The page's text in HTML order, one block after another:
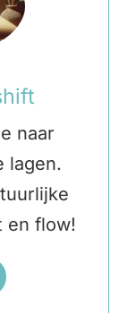
naar
lagen.
en flow!